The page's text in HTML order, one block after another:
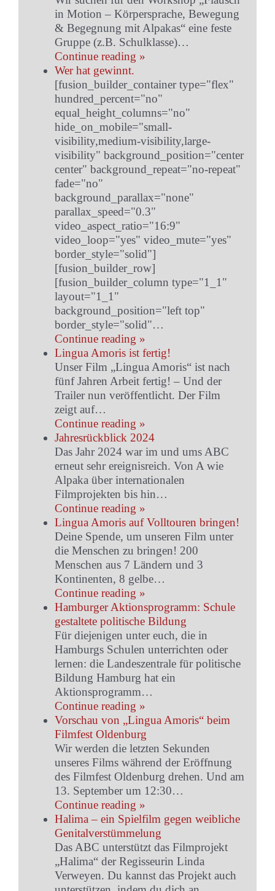
in Motion – Körpersprache, Bewegung
& Begegnung mit Alpakas“ eine feste
Gruppe (z.B. Schulklasse)…
Continue reading »
Wer hat gewinnt.
[fusion_builder_container type="flex"
hundred_percent="no"
equal_height_columns="no"
hide_on_mobile="small-
visibility,medium-visibility,large-
visibility" background_position="center
center" background_repeat="no-repeat"
fade="no"
background_parallax="none"
parallax_speed="0.3"
video_aspect_ratio="16:9"
video_loop="yes" video_mute="yes"
border_style="solid"]
[fusion_builder_row]
[fusion_builder_column type="1_1"
layout="1_1"
background_position="left top"
border_style="solid"…
Continue reading »
Lingua Amoris ist fertig!
Unser Film „Lingua Amoris“ ist nach
fünf Jahren Arbeit fertig! – Und der
Trailer nun veröffentlicht. Der Film
zeigt auf…
Continue reading »
Jahresrückblick 2024
Das Jahr 2024 war im und ums ABC
erneut sehr ereignisreich. Von A wie
Alpaka über internationalen
Filmprojekten bis hin…
Continue reading »
Lingua Amoris auf Volltouren bringen!
Deine Spende, um unseren Film unter
die Menschen zu bringen! 200
Menschen aus 7 Ländern und 3
Kontinenten, 8 gelbe…
Continue reading »
Hamburger Aktionsprogramm: Schule
gestaltete politische Bildung
Für diejenigen unter euch, die in
Hamburgs Schulen unterrichten oder
lernen: die Landeszentrale für politische
Bildung Hamburg hat ein
Aktionsprogramm…
Continue reading »
Vorschau von „Lingua Amoris“ beim
Filmfest Oldenburg
Wir werden die letzten Sekunden
unseres Films während der Eröffnung
des Filmfest Oldenburg drehen. Und am
13. September um 12:30…
Continue reading »
Halima – ein Spielfilm gegen weibliche
Genitalverstümmelung
Das ABC unterstützt das Filmprojekt
„Halima“ der Regisseurin Linda
Verweyen. Du kannst das Projekt auch